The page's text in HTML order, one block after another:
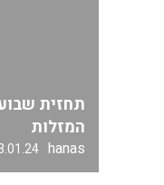
תחזית
המזלות
hanas